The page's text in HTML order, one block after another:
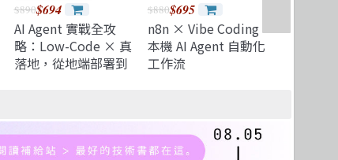
$890$694
AI Agent 實戰全攻
略：Low-Code × 真
落地，從地端部署到
免費線上課程，讓你
即戰力 UP！）
$880$695
n8n × Vibe Coding
本機 AI Agent 自動化
工作流
Claude